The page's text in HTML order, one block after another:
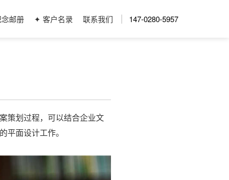
邮册 ✦ 客户名录 联系我们 147-0280-5957
策划过程，可以结合企业文
面设计工作。